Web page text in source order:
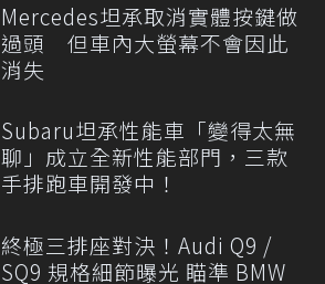
Mercedes坦承取消實體按鍵做
過頭 但車內大螢幕不會因此
消失
Subaru坦承性能車「變得太無
聊」成立全新性能部門，三款
手排跑車開發中！
終極三排座對決！Audi Q9 /
SQ9 規格細節曝光 瞄準 BMW